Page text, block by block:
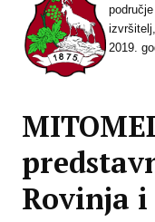
2019.
Rovinja i